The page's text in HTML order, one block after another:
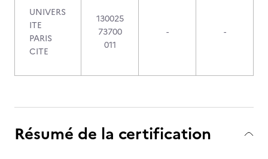
UNIVERS
ITE
PARIS
CITE
130025
73700
011
- -
Résumé de la certification